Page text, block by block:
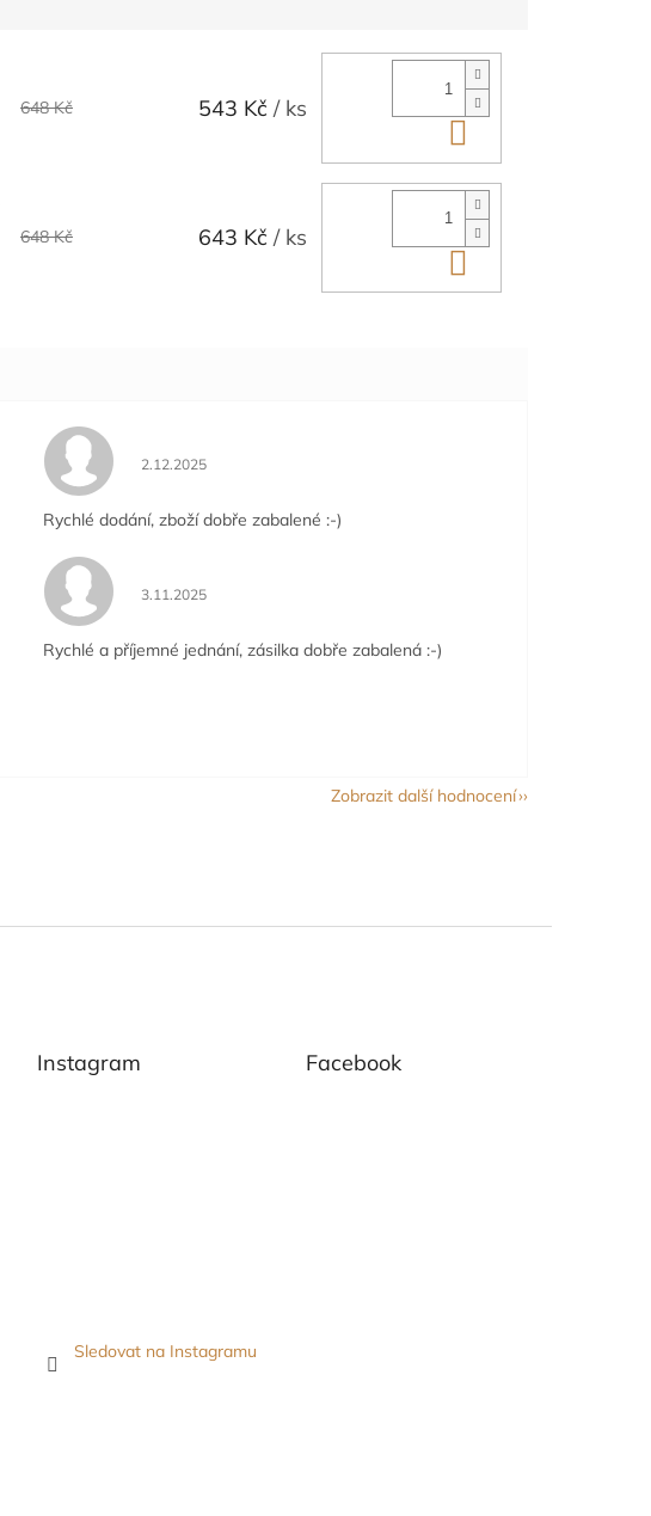
648 Kč 543 Kč / ks
648 Kč 643 Kč / ks
Hodnocení obchodu je 5 z 5 hvězdiček.
2.12.2025
Rychlé dodání, zboží dobře zabalené :-)
Hodnocení obchodu je 5 z 5 hvězdiček.
3.11.2025
Rychlé a příjemné jednání, zásilka dobře zabalená :-)
Zobrazit další hodnocení
Instagram
Sledovat na Instagramu
Facebook